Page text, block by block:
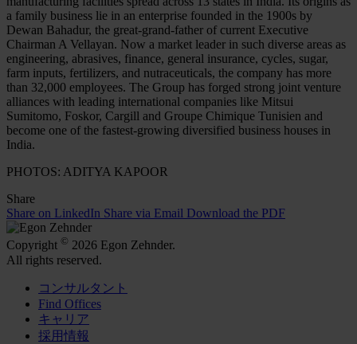
a family business lie in an enterprise founded in the 1900s by
Dewan Bahadur, the great-grand-father of current Executive
Chairman A Vellayan. Now a market leader in such diverse areas as
engineering, abrasives, finance, general insurance, cycles, sugar,
farm inputs, fertilizers, and nutraceuticals, the company has more
than 32,000 employees. The Group has forged strong joint venture
alliances with leading international companies like Mitsui
Sumitomo, Foskor, Cargill and Groupe Chimique Tunisien and
become one of the fastest-growing diversified business houses in
India.
PHOTOS: ADITYA KAPOOR
Share
Share on LinkedIn Share via Email Download the PDF
Copyright © 2026 Egon Zehnder.
All rights reserved.
コンサルタント
Find Offices
キャリア
採用情報